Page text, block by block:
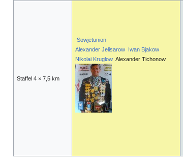
Staffel 4 × 7,5 km
Sowjetunion
Alexander Jelisarow Iwan Bjakow
Nikolai Kruglow Alexander Tichonow